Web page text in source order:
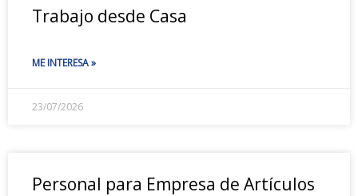
Trabajo desde Casa
ME INTERESA »
23/07/2026
Personal para Empresa de Artículos